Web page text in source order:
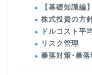
【基礎知識編】
株式投資の方
ドルコスト平
リスク管理
暴落対策･暴落